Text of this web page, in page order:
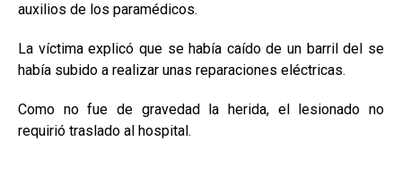
auxilios de los paramédicos.
La víctima explicó que se había caído de un barril del se
había subido a realizar unas reparaciones eléctricas.
Como no fue de gravedad la herida, el lesionado no
requirió traslado al hospital.